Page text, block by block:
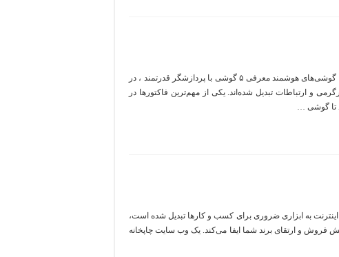
معرفی ۵ گوشی با پردازشگر قدرتمند: سلطانان سرعت در دنیای گوشی‌های هوشمند معرفی ۵ گوشی با پردازشگر قدرتمند ، در
و ارتباطات تبدیل شده‌اند. یکی از مهم‌ترین فاکتورها در
تا گوشی …
به ابزاری ضروری برای کسب و کارها تبدیل شده است،
فروش و ارتقای برند شما ایفا می‌کند. یک وب سایت چاپخانه